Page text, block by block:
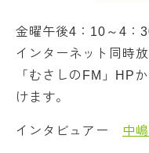
金曜午後4：10～4：
インターネット同時
「むさしのFM」HPか
けます。
インタビュアー 中